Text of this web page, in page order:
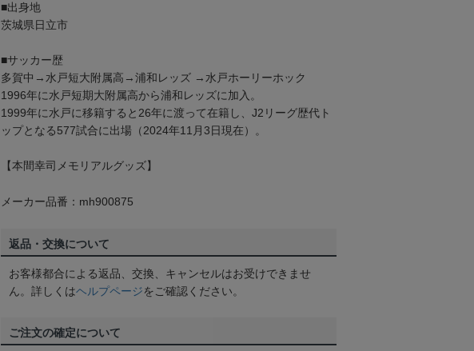
■出身地
茨城県日立市
■サッカー歴
多賀中→水戸短大附属高→浦和レッズ →水戸ホーリーホック
1996年に水戸短期大附属高から浦和レッズに加入。
1999年に水戸に移籍すると26年に渡って在籍し、J2リーグ歴代ト
ップとなる577試合に出場（2024年11月3日現在）。
【本間幸司メモリアルグッズ】
メーカー品番：mh900875
返品・交換について
お客様都合による返品、交換、キャンセルはお受けできませ
ん。詳しくはヘルプページをご確認ください。
ご注文の確定について